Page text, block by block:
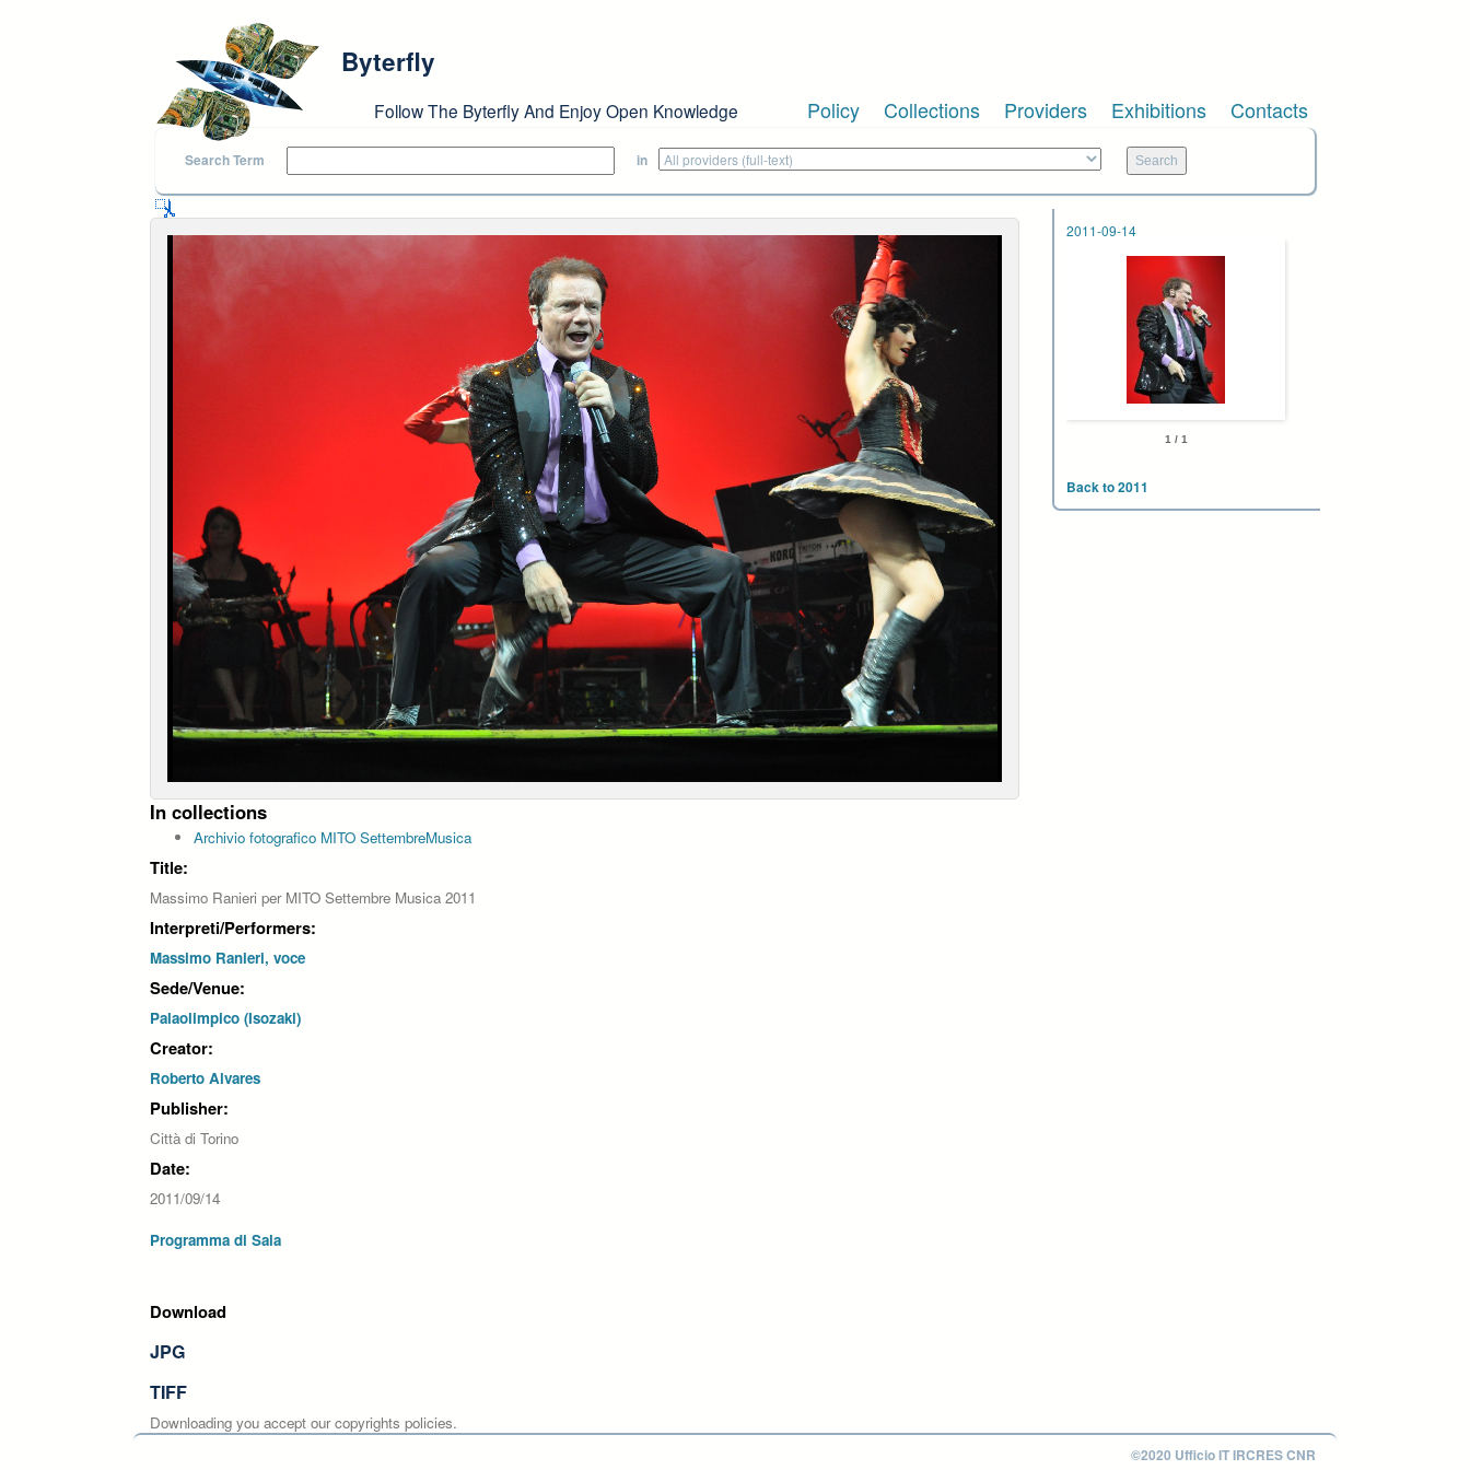
Byterfly
Follow The Byterfly And Enjoy Open Knowledge Policy Collections Providers Exhibitions Contacts
Search Term in
In collections
Archivio fotografico MITO SettembreMusica
Title:
Massimo Ranieri per MITO Settembre Musica 2011
Interpreti/Performers:
Massimo Ranieri, voce
Sede/Venue:
Palaolimpico (Isozaki)
Creator:
Roberto Alvares
Publisher:
Città di Torino
Date:
2011/09/14
Programma di Sala
Download
JPG
TIFF
Downloading you accept our copyrights policies.
2011-09-14
1 / 1
Back to 2011
©2020 Ufficio IT IRCRES CNR